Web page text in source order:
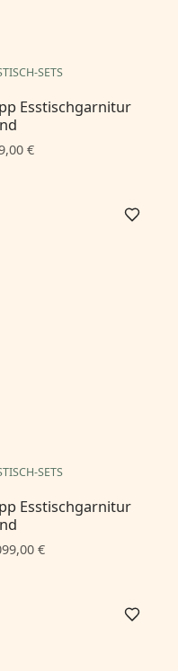
SETS
Esstischgarnitur
€
SETS
Esstischgarnitur
€